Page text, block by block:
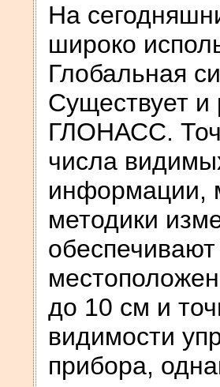
На
широко
Глобальная
Существует и
ГЛОНАСС.
числа
информации,
методики
до 10 см и
видимости
прибора,